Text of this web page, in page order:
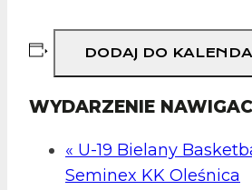
DODAJ DO
WYDARZENIE
« U-19 Bielany
Seminex KK Oleśnica